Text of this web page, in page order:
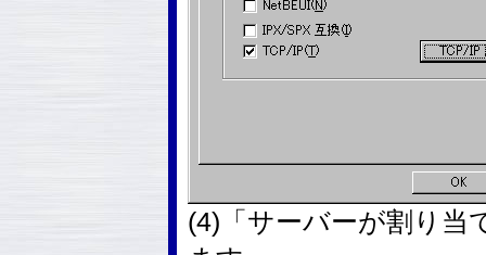
(4)「サーバーが割り当